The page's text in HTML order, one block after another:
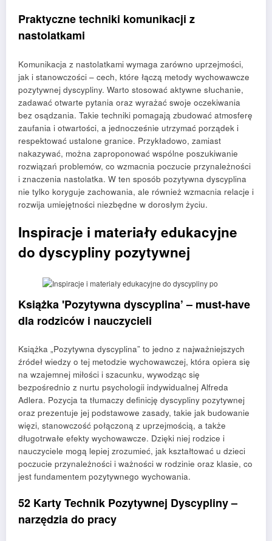
Praktyczne techniki komunikacji z
nastolatkami
Komunikacja z nastolatkami wymaga zarówno uprzejmości,
jak i stanowczości – cech, które łączą metody wychowawcze
pozytywnej dyscypliny. Warto stosować aktywne słuchanie,
zadawać otwarte pytania oraz wyrażać swoje oczekiwania
bez osądzania. Takie techniki pomagają zbudować atmosferę
zaufania i otwartości, a jednocześnie utrzymać porządek i
respektować ustalone granice. Przykładowo, zamiast
nakazywać, można zaproponować wspólne poszukiwanie
rozwiązań problemów, co wzmacnia poczucie przynależności
i znaczenia nastolatka. W ten sposób pozytywna dyscyplina
nie tylko koryguje zachowania, ale również wzmacnia relacje i
rozwija umiejętności niezbędne w dorosłym życiu.
Inspiracje i materiały edukacyjne
do dyscypliny pozytywnej
Książka 'Pozytywna dyscyplina’ – must-have
dla rodziców i nauczycieli
Książka „Pozytywna dyscyplina” to jedno z najważniejszych
źródeł wiedzy o tej metodzie wychowawczej, która opiera się
na wzajemnej miłości i szacunku, wywodząc się
bezpośrednio z nurtu psychologii indywidualnej Alfreda
Adlera. Pozycja ta tłumaczy definicję dyscypliny pozytywnej
oraz prezentuje jej podstawowe zasady, takie jak budowanie
więzi, stanowczość połączoną z uprzejmością, a także
długotrwałe efekty wychowawcze. Dzięki niej rodzice i
nauczyciele mogą lepiej zrozumieć, jak kształtować u dzieci
poczucie przynależności i ważności w rodzinie oraz klasie, co
jest fundamentem pozytywnego wychowania.
52 Karty Technik Pozytywnej Dyscypliny –
narzędzia do pracy